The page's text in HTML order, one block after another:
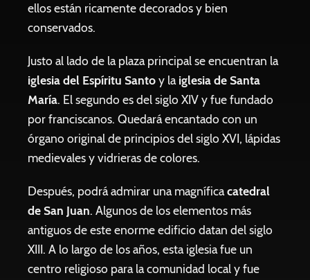
ellos están ricamente decorados y bien
conservados.
Justo al lado de la plaza principal se encuentran la
iglesia del Espíritu Santoy laiglesia de Santa
María. El segundo es del siglo XIV y fue fundado
por franciscanos. Quedará encantado con un
órgano original de principios del siglo XVI, lápidas
medievales y vidrieras de colores.
Después, podrá admirar una magníficacatedral
de San Juan. Algunos de los elementos más
antiguos de este enorme edificio datan del siglo
XIII. A lo largo de los años, esta iglesia fue un
centro religioso para la comunidad local y fue